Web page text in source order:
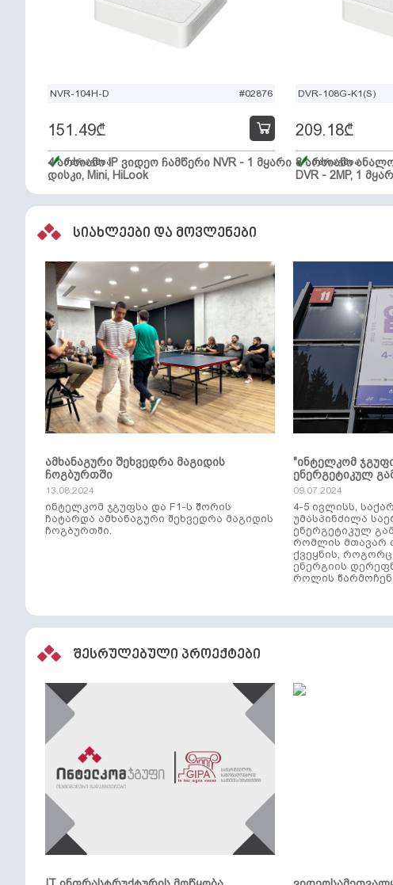
NVR-104H-D #02876
4 არხიანი IP ვიდეო ჩამწერი NVR - 1 მყარი
დისკი, Mini, HiLook
151.49₾
მარაგშია
DVR-108G-K1(S)
8 არხიანი
DVR - 2MP, 1
209.18₾
მარაგშია
სიახლეები და მოვლენები
ამხანაგური შეხვედრა მაგიდის
ჩოგბურთში
13.08.2024
ინტელკომ ჯგუფსა და F1-ს შორის
ჩატარდა ამხანაგური შეხვედრა მაგიდის
ჩოგბურთში.
"ინტელკომ
ენერგეტიკულ
09.07.2024
4-5 ივლისს,
უმასპინძილა
ენერგეტიკულ
რომლის მთავარ
ქვეყნის,
ენერგიის
როლის
შესრულებული პროექტები